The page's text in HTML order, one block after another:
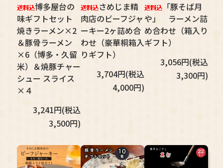
博多屋台の
味ギフトセット
焼きラーメン×2
＆豚骨ラーメン
×6（博多・久留
米）＆焼豚チャー
シュー スライス
×４
3,241円(税込
3,500円)
さめじま精
肉店のビーフジャ
ーキー2ヶ詰め合
わせ（豪華桐箱入
りギフト）
3,704円(税込
4,000円)
「豚そば月
や」 ラーメン詰
め合わせ（箱入り
ギフト）
3,056円(税込
3,300円)